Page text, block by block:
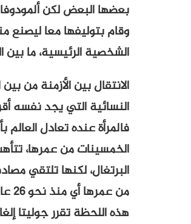
بعضها البعض لكن
وقام بتوليفها معا ليصنع
الشخصية الرئيسية، ما بين
الانتقال بين الأزمنة من
النسائية التي يجد نفسه
فالمرأة عنده تعادل
الخمسينات من عمرها،
البرتغال، لكنها تلتقي
هذه اللحظة تقرر جوليتا